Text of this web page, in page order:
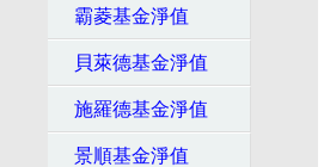
霸菱基金淨值
貝萊德基金淨值
施羅德基金淨值
景順基金淨值